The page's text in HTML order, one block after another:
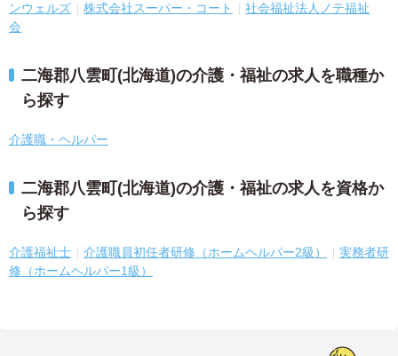
ンウェルズ
株式会社スーパー・コート
社会福祉法人ノテ福祉
会
二海郡八雲町(北海道)の介護・福祉の求人を職種か
ら探す
介護職・ヘルパー
二海郡八雲町(北海道)の介護・福祉の求人を資格か
ら探す
介護福祉士 介護職員初任者研修（ホームヘルパー2級）
実務者研
修（ホームヘルパー1級）